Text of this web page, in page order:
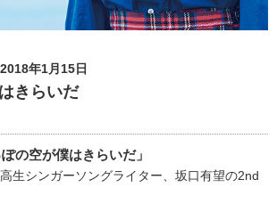
年1月15日
きらいだ
の空が僕はきらいだ」
生シンガーソングライター、坂口有望の2nd